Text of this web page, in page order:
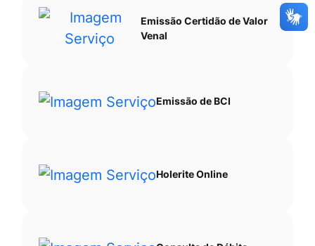
Emissão Certidão de Valor
Venal
Emissão de BCI
Holerite Online